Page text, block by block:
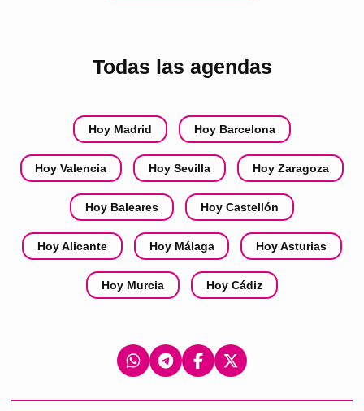
Todas las agendas
Hoy Madrid Hoy Barcelona
Hoy Valencia Hoy Sevilla Hoy Zaragoza
Hoy Baleares Hoy Castellón
Hoy Alicante Hoy Málaga Hoy Asturias
Hoy Murcia Hoy Cádiz